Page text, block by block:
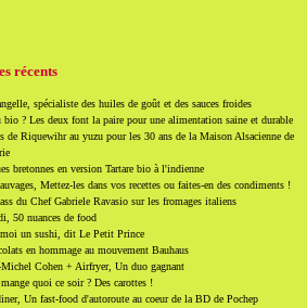
récents
spécialiste des huiles de goût et des sauces froides
bio ? Les deux font la paire pour une alimentation saine et durable
de Riquewihr au yuzu pour les 30 ans de la Maison Alsacienne de
bretonnes en version Tartare bio à l'indienne
Mettez-les dans vos recettes ou faites-en des condiments !
du Chef Gabriele Ravasio sur les fromages italiens
50 nuances de food
moi un sushi, dit Le Petit Prince
en hommage au mouvement Bauhaus
Michel Cohen + Airfryer, Un duo gagnant
quoi ce soir ? Des carottes !
Un fast-food d'autoroute au coeur de la BD de Pochep